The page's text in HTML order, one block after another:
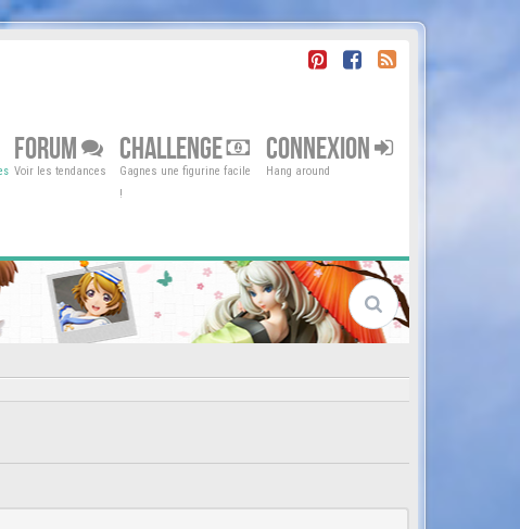
FORUM
Voir les tendances
CHALLENGE
Gagnes une figurine facile
!
CONNEXION
Hang around